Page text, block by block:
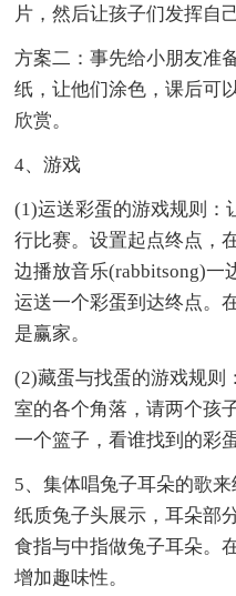
片，然后让孩子们发挥自
方案二：事先给小朋友准
纸，让他们涂色，课后可
欣赏。
4、游戏
(1)运送彩蛋的游戏规则：
行比赛。设置起点终点，
边播放音乐(rabbitsong)一
运送一个彩蛋到达终点。
是赢家。
(2)藏蛋与找蛋的游戏规则
室的各个角落，请两个孩
一个篮子，看谁找到的彩
5、集体唱兔子耳朵的歌
纸质兔子头展示，耳朵部
食指与中指做兔子耳朵。
增加趣味性。